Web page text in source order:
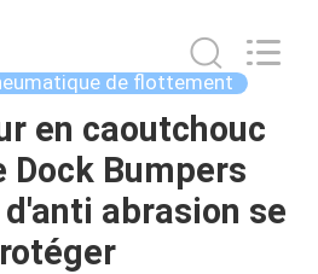
de flottement
en caoutchouc
Dock Bumpers
abrasion se